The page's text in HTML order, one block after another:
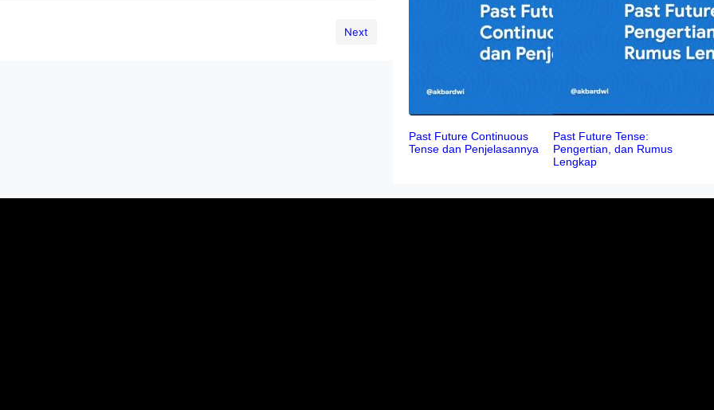
Next
Past Future Continuous
Tense dan Penjelasannya
Past Future Tense:
Pengertian, dan Rumus
Lengkap